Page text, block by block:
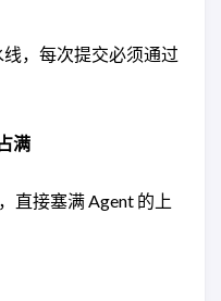
，每次提交必须通过
满
直接塞满 Agent 的上